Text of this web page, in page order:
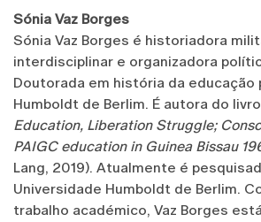
Sónia Vaz Borges
Sónia Vaz Borges é historiadora
interdisciplinar e organizadora
Doutorada em história da educação
Humboldt de Berlim. É autora do livro
Education, Liberation Struggle;
PAIGC education in Guinea Bissau
Lang, 2019). Atualmente é
Universidade Humboldt de Berlim.
trabalho académico, Vaz Borges